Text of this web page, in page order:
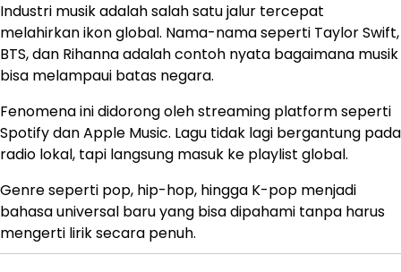
Industri musik adalah salah satu jalur tercepat
melahirkan ikon global. Nama-nama seperti Taylor Swift,
BTS, dan Rihannaadalah contoh nyata bagaimana musik
bisa melampaui batas negara.
Fenomena ini didorong oleh streaming platform seperti
Spotify dan Apple Music. Lagu tidak lagi bergantung pada
radio lokal, tapi langsung masuk ke playlist global.
Genre seperti pop, hip-hop, hingga K-pop menjadi
bahasa universal baru yang bisa dipahami tanpa harus
mengerti lirik secara penuh.